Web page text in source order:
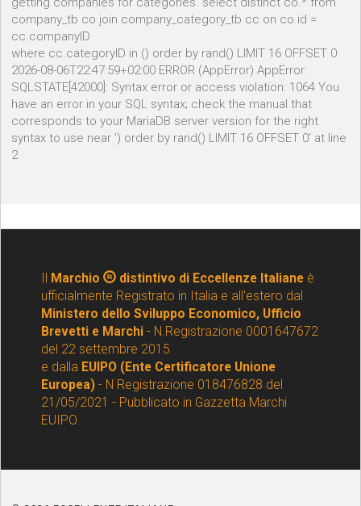
company_tb co join company_category_tb cc on co.id =
cc.companyID
where cc.categoryID in () order by rand() LIMIT 16 OFFSET 0
2026-08-06T22:47:59+02:00 ERROR (AppError) AppError:
SQLSTATE[42000]: Syntax error or access violation: 1064 You
have an error in your SQL syntax; check the manual that
corresponds to your MariaDB server version for the right
syntax to use near ') order by rand() LIMIT 16 OFFSET 0' at line
2
Il Marchio distintivo di Eccellenze Italianeè
ufficialmente Registrato in Italia e all'estero dal
Ministero dello Sviluppo Economico, Ufficio
Brevetti e Marchi - N.Registrazione 0001647672
del 22 settembre 2015
e dalla EUIPO (Ente Certificatore Unione
Europea) - N Registrazione 018476828 del
21/05/2021 - Pubblicato in Gazzetta Marchi
EUIPO.